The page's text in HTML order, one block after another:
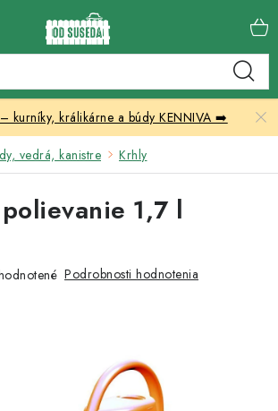
kurníky, králikárne a búdy KENNIVA ➡️
vedrá, kanistre Krhly
1,7 l
Podrobnosti hodnotenia